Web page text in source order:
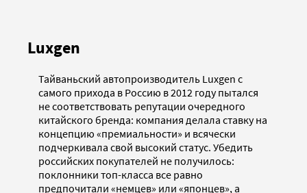
Luxgen
Тайваньский автопроизводитель Luxgen с
самого прихода в Россию в 2012 году пытался
не соответствовать репутации очередного
китайского бренда: компания делала ставку на
концепцию «премиальности» и всячески
подчеркивала свой высокий статус. Убедить
российских покупателей не получилось:
поклонники топ-класса все равно
предпочитали «немцев» или «японцев», а